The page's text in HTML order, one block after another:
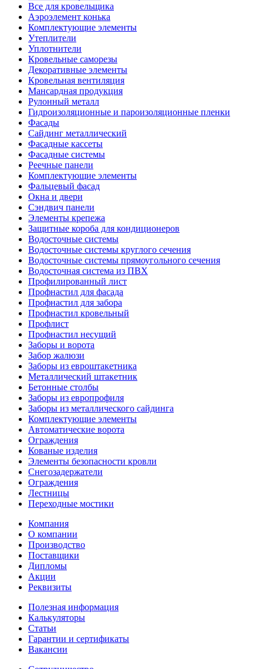
Все для кровельщика
Аэроэлемент конька
Комплектующие элементы
Утеплители
Уплотнители
Кровельные саморезы
Декоративные элементы
Кровельная вентиляция
Мансардная продукция
Рулонный металл
Гидроизоляционные и пароизоляционные пленки
Фасады
Сайдинг металлический
Фасадные кассеты
Фасадные системы
Реечные панели
Комплектующие элементы
Фальцевый фасад
Окна и двери
Сэндвич панели
Элементы крепежа
Защитные короба для кондиционеров
Водосточные системы
Водосточные системы круглого сечения
Водосточные системы прямоугольного сечения
Водосточная система из ПВХ
Профилированный лист
Профнастил для фасада
Профнастил для забора
Профнастил кровельный
Профлист
Профнастил несущий
Заборы и ворота
Забор жалюзи
Заборы из евроштакетника
Металлический штакетник
Бетонные столбы
Заборы из европрофиля
Заборы из металлического сайдинга
Комплектующие элементы
Автоматические ворота
Ограждения
Кованые изделия
Элементы безопасности кровли
Снегозадержатели
Ограждения
Лестницы
Переходные мостики
Компания
О компании
Производство
Поставщики
Дипломы
Акции
Реквизиты
Полезная информация
Калькуляторы
Статьи
Гарантии и сертификаты
Вакансии